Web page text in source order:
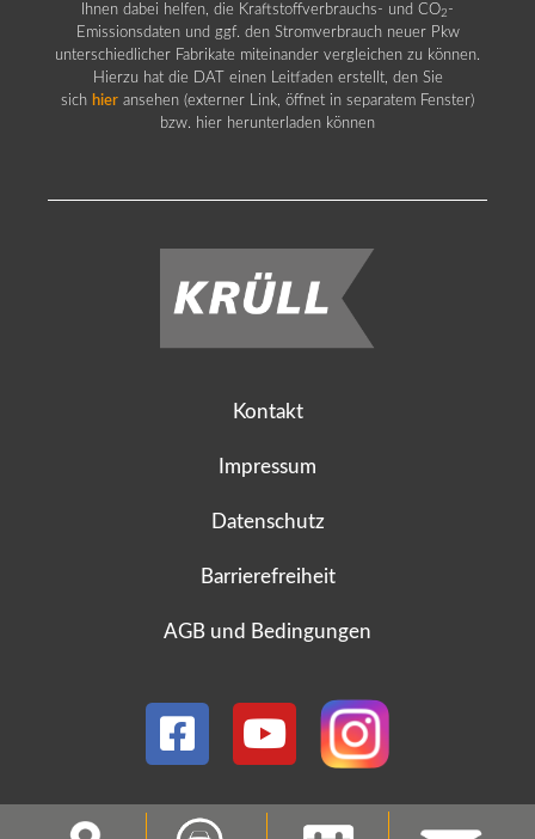
Ihnen dabei helfen, die Kraftstoffverbrauchs- und CO2 -
Emissionsdaten und ggf. den Stromverbrauch neuer Pkw
unterschiedlicher Fabrikate miteinander vergleichen zu können.
Hierzu hat die DAT einen Leitfaden erstellt, den Sie
sich hier ansehen (externer Link, öffnet in separatem Fenster)
bzw. hier herunterladen können
Kontakt
Impressum
Datenschutz
Barrierefreiheit
AGB und Bedingungen